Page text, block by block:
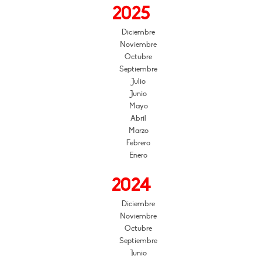
2025
Diciembre
Noviembre
Octubre
Septiembre
Julio
Junio
Mayo
Abril
Marzo
Febrero
Enero
2024
Diciembre
Noviembre
Octubre
Septiembre
Junio